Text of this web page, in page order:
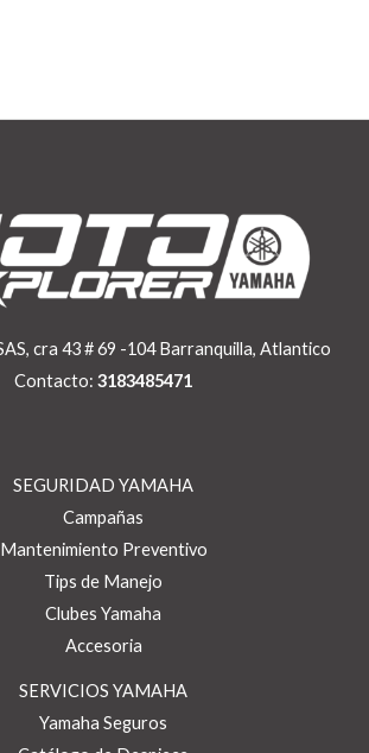
cra 43 # 69 -104 Barranquilla, Atlantico
Contacto: 3183485471
SEGURIDAD YAMAHA
Campañas
Mantenimiento Preventivo
Tips de Manejo
Clubes Yamaha
Accesoria
SERVICIOS YAMAHA
Yamaha Seguros